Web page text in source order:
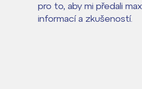
pro to, aby mi předali
informací a zkušeností.